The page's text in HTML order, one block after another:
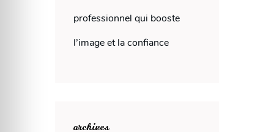
professionnel qui booste
l’image et la confiance
archives